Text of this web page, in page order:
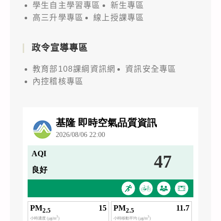
學生自主學習專區
新生專區
高三升學專區
線上授課專區
政令宣導專區
教育部108課綱資訊網
資訊安全專區
內控稽核專區